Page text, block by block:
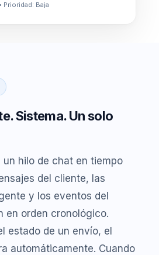
Prioridad: Baja
Sistema. Un solo
hilo de chat en tiempo
del cliente, las
y los eventos del
en orden cronológico.
estado de un envío, el
automáticamente. Cuando